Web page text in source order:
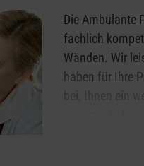
Die Ambulante
fachlich
Wänden. Wir
haben für Ihre